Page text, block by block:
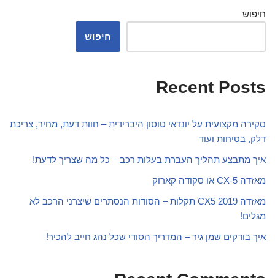
חיפוש
חיפוש
Recent Posts
סקירה מקצועית על יונדאי טוסון היברידית – חוות דעת, מחיר, צריכת
דלק, בטיחות ועוד
איך מתבצע תהליך העברת בעלות רכב – כל מה שצריך לדעת!
מאזדה CX-5 או סקודה קארוק
מאזדה CX5 2019 תקלות – הסודות הנסתרים שיצרני הרכב לא
מגלים!
איך בודקים שמן גיר – המדריך הסודי שכל נהג חייב להכיר!